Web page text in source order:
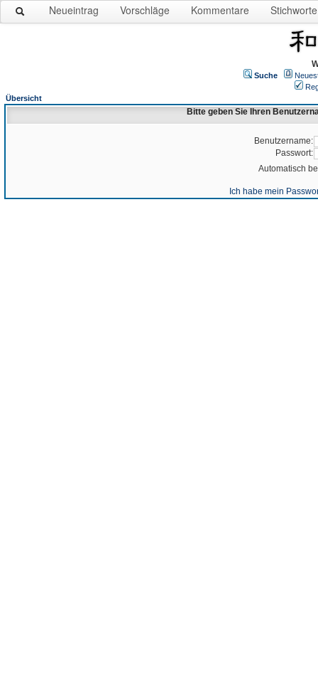
Neueintrag Vorschläge Kommentare Stichworte
Suche
Übersicht
Bitte geben Sie Ihren
Benutzername:
Passwort:
Automatisch
Ich habe mein